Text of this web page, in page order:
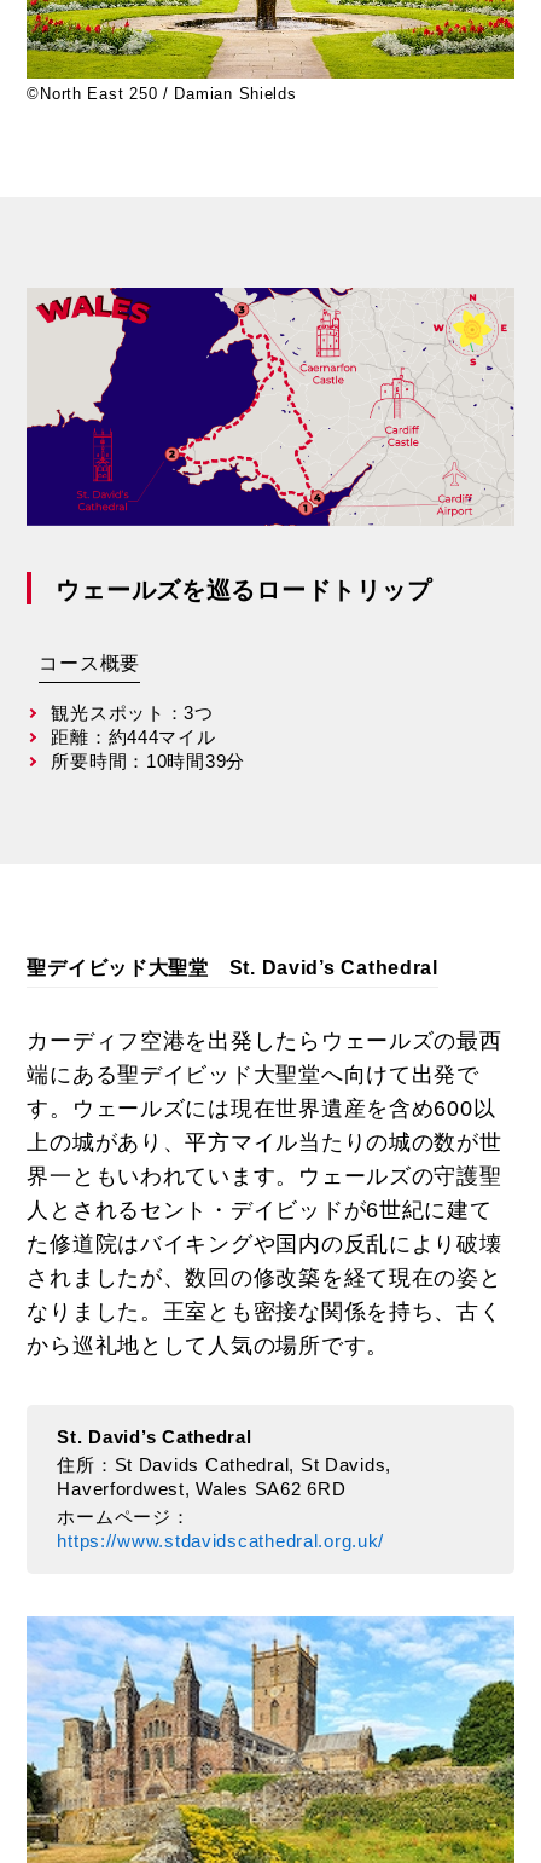
©North East 250 / Damian Shields
ウェールズを巡るロードトリップ
コース概要
観光スポット：3つ
距離：約444マイル
所要時間：10時間39分
聖デイビッド大聖堂 St. David’s Cathedral
カーディフ空港を出発したらウェールズの最西
端にある聖デイビッド大聖堂へ向けて出発で
す。ウェールズには現在世界遺産を含め600以
上の城があり、平方マイル当たりの城の数が世
界一ともいわれています。ウェールズの守護聖
人とされるセント・デイビッドが6世紀に建て
た修道院はバイキングや国内の反乱により破壊
されましたが、数回の修改築を経て現在の姿と
なりました。王室とも密接な関係を持ち、古く
から巡礼地として人気の場所です。
St. David’s Cathedral
住所：St Davids Cathedral, St Davids,
Haverfordwest, Wales SA62 6RD
ホームページ：
https://www.stdavidscathedral.org.uk/